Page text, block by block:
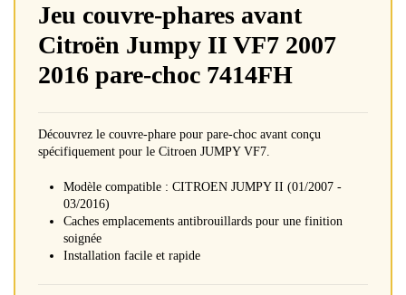
Jeu couvre-phares avant
Citroën Jumpy II VF7 2007
2016 pare-choc 7414FH
Découvrez le couvre-phare pour pare-choc avant conçu
spécifiquement pour le Citroen JUMPY VF7.
Modèle compatible : CITROEN JUMPY II (01/2007 -
03/2016)
Caches emplacements antibrouillards pour une finition
soignée
Installation facile et rapide